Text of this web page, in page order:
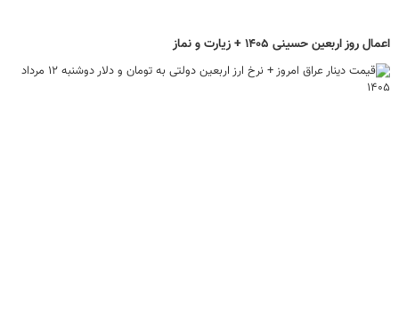
اعمال روز اربعین حسینی ۱۴۰۵ + زیارت و نماز